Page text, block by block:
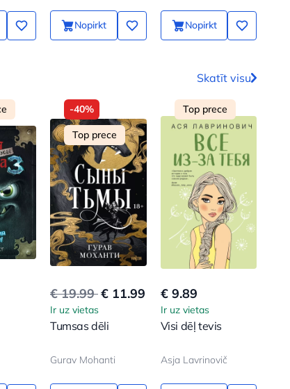
Nopirkt
dusmu un vainas
apziņas
atbrīvošanai,
atrašanai jebkurā
Nopirkt
Skatīt visu
-40%
Top prece
€ 19.99€ 11.99
Ir uz vietas
Tumsas dēli
Gurav Mohanti
Top prece
€ 9.89
Ir uz vietas
Visi dēļ tevis
Asja Lavrinovič